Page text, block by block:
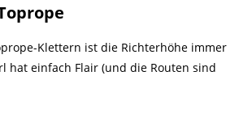
Klettern ist die Richterhöhe immer
hat einfach Flair (und die Routen sind